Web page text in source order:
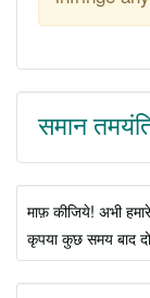
समान
माफ़ कीजिये! अभी
कृपया कुछ समय बाद